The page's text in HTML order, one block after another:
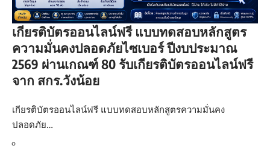
เกียรติบัตรออนไลน์ฟรี แบบทดสอบหลักสูตร
ความมั่นคงปลอดภัยไซเบอร์ ปีงบประมาณ
2569 ผ่านเกณฑ์ 80 รับเกียรติบัตรออนไลน์ฟรี
จาก สกร.วังน้อย
เกียรติบัตรออนไลน์ฟรี แบบทดสอบหลักสูตรความมั่นคง
ปลอดภัย…